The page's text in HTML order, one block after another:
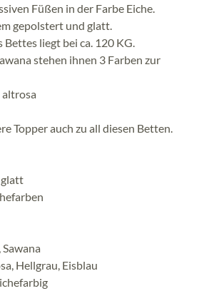
Füßen in der Farbe Eiche.
gepolstert und glatt.
liegt bei ca. 120 KG.
stehen ihnen 3 Farben zur
altrosa
Topper auch zu all diesen Betten.
Hellgrau, Eisblau